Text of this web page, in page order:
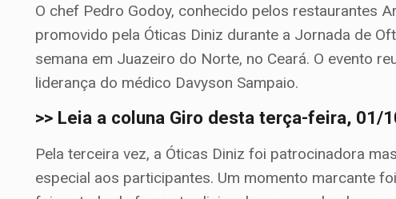
O chef Pedro Godoy, conhecido pelos restaurantes
promovido pela Óticas Diniz durante a Jornada de
semana em Juazeiro do Norte, no Ceará. O evento
liderança do médico Davyson Sampaio.
>> Leia a coluna Giro desta terça-feira, 01/
Pela terceira vez, a Óticas Diniz foi patrocinadora
especial aos participantes. Um momento marcante